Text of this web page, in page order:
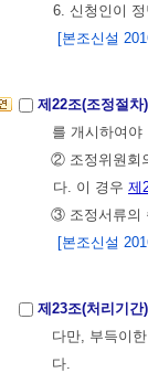
6. 신청인이
[본조신설
제22조(조정절
를 개시하여
② 조정위원회
다. 이 경우 제
③ 조정서류의
[본조신설
제23조(처리기
다만, 부득이
다.